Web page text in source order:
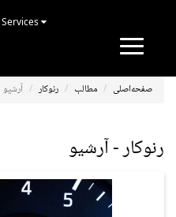
Toggle
صفحه‌اصلی مطالب رنوکار آرشیو
رنوکار - آرشیو